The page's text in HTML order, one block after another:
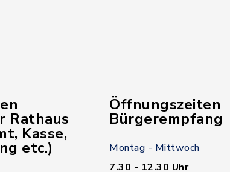
Rathaus
Kasse,
etc.)
Öffnungszeiten
Bürgerempfang
Montag - Mittwoch
7.30 - 12.30 Uhr